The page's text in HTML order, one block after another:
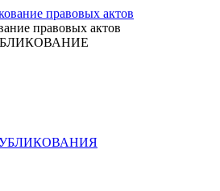
правовых актов